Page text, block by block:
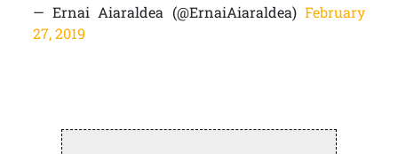
— Ernai Aiaraldea (@ErnaiAiaraldea)February
27, 2019